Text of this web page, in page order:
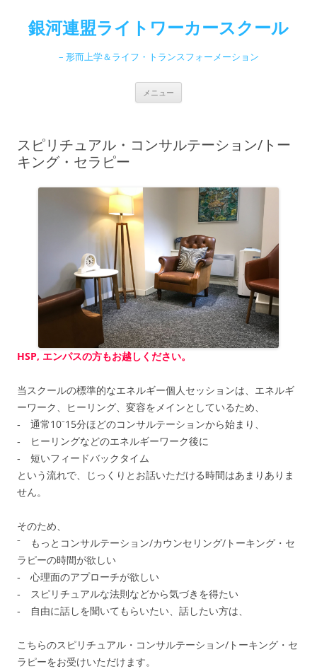
銀河連盟ライトワーカースクール
– 形而上学＆ライフ・トランスフォーメーション
メニュー
スピリチュアル・コンサルテーション/トー
キング・セラピー
HSP, エンパスの方もお越しください。
当スクールの標準的なエネルギー個人セッションは、エネルギ
ーワーク、ヒーリング、変容をメインとしているため、
‐ 通常10⁻15分ほどのコンサルテーションから始まり、
‐ ヒーリングなどのエネルギーワーク後に
‐ 短いフィードバックタイム
という流れで、じっくりとお話いただける時間はあまりありま
せん。
そのため、
⁻ もっとコンサルテーション/カウンセリング/トーキング・セ
ラピーの時間が欲しい
‐ 心理面のアプローチが欲しい
‐ スピリチュアルな法則などから気づきを得たい
‐ 自由に話しを聞いてもらいたい、話したい方は、
こちらのスピリチュアル・コンサルテーション/トーキング・セ
ラピーをお受けいただけます。